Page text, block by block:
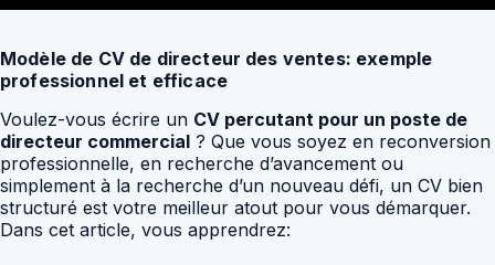
Modèle de CV de directeur des ventes: exemple
professionnel et efficace
Voulez-vous écrire un CV percutant pour un poste de
directeur commercial ? Que vous soyez en reconversion
professionnelle, en recherche d’avancement ou
simplement à la recherche d’un nouveau défi, un CV bien
structuré est votre meilleur atout pour vous démarquer.
Dans cet article, vous apprendrez: